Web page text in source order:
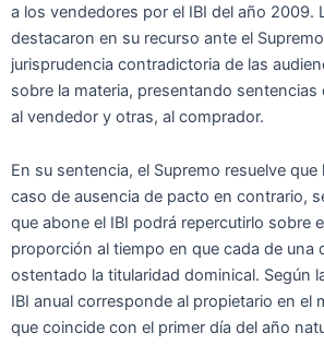
a los vendedores por el IBI del año 2009.
destacaron en su recurso ante el
jurisprudencia contradictoria de las
sobre la materia, presentando sentencias
al vendedor y otras, al comprador.
En su sentencia, el Supremo resuelve que
caso de ausencia de pacto en contrario,
que abone el IBI podrá repercutirlo sobre
proporción al tiempo en que cada de una
ostentado la titularidad dominical. Según
IBI anual corresponde al propietario en el
que coincide con el primer día del año